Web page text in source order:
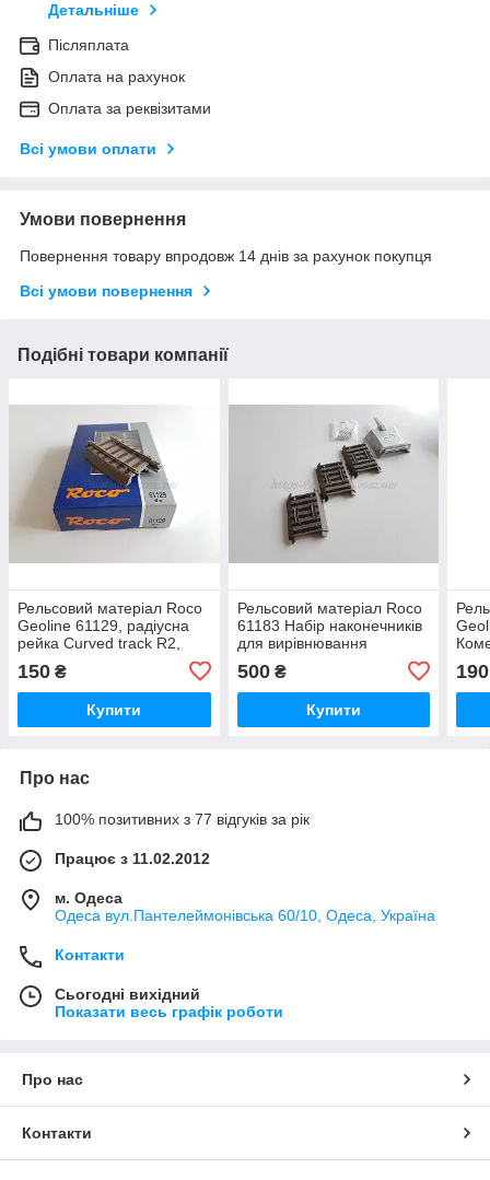
Детальніше
Післяплата
Оплата на рахунок
Оплата за реквізитами
Всі умови оплати
Умови повернення
Повернення товару впродовж 14 днів за рахунок покупця
Всі умови повернення
Подібні товари компанії
Рельсовий матеріал Roco
Geoline 61129, радіусна
рейка Curved track R2,
7.5°., масштабу 1/87, Н0
150 ₴
Купити
Рельсовий матеріал Roco
61183 Набір наконечників
для вирівнювання
масштабу 1/87,H0
500₴
Купити
190
Про нас
100% позитивних з 77 відгуків за рік
Працює з 11.02.2012
м. Одеса
Одеса вул.Пантелеймонівська 60/10, Одеса, Україна
Контакти
Сьогодні вихідний
Показати весь графік роботи
Про нас
Контакти